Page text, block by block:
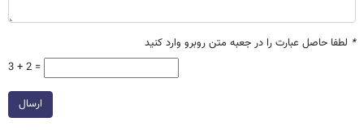
* لطفا حاصل عبارت را در جعبه متن روبرو وارد کنید
3 + 2 =
ارسال